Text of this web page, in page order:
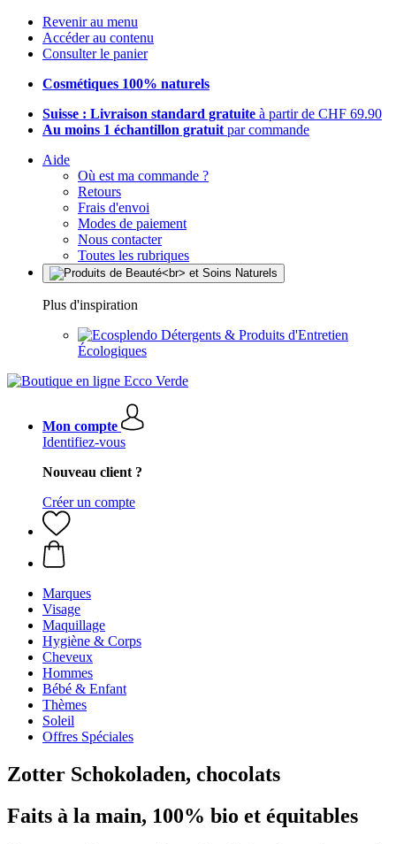
Revenir au menu
Accéder au contenu
Consulter le panier
Cosmétiques 100% naturels
Suisse : Livraison standard gratuite à partir de CHF 69.90
Au moins 1 échantillon gratuit par commande
Aide
Où est ma commande ?
Retours
Frais d'envoi
Modes de paiement
Nous contacter
Toutes les rubriques
Plus d'inspiration
Détergents & Produits d'Entretien
Écologiques
Mon compte
Identifiez-vous
Nouveau client ?
Créer un compte
Marques
Visage
Maquillage
Hygiène & Corps
Cheveux
Hommes
Bébé & Enfant
Thèmes
Soleil
Offres Spéciales
Zotter Schokoladen, chocolats
Faits à la main, 100% bio et équitables